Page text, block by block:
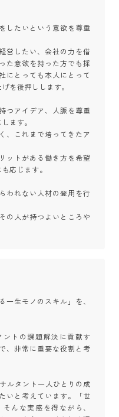
したいという意欲を尊重
営したい、会社の力を借
た意欲を持った方でも採
にとっても本人にとって
を後押しします。
つアイデア、人脈を尊重
ます。
、これまで培ってきたア
ットがある働き方を希望
応じます。
われない人材の登用を行
の人が持つよいところや
一生モノのスキル」を、
トの課題解決に貢献す
、非常に重要な役割と考
ルタント一人ひとりの成
いと考えています。「世
んな実感を得ながら、